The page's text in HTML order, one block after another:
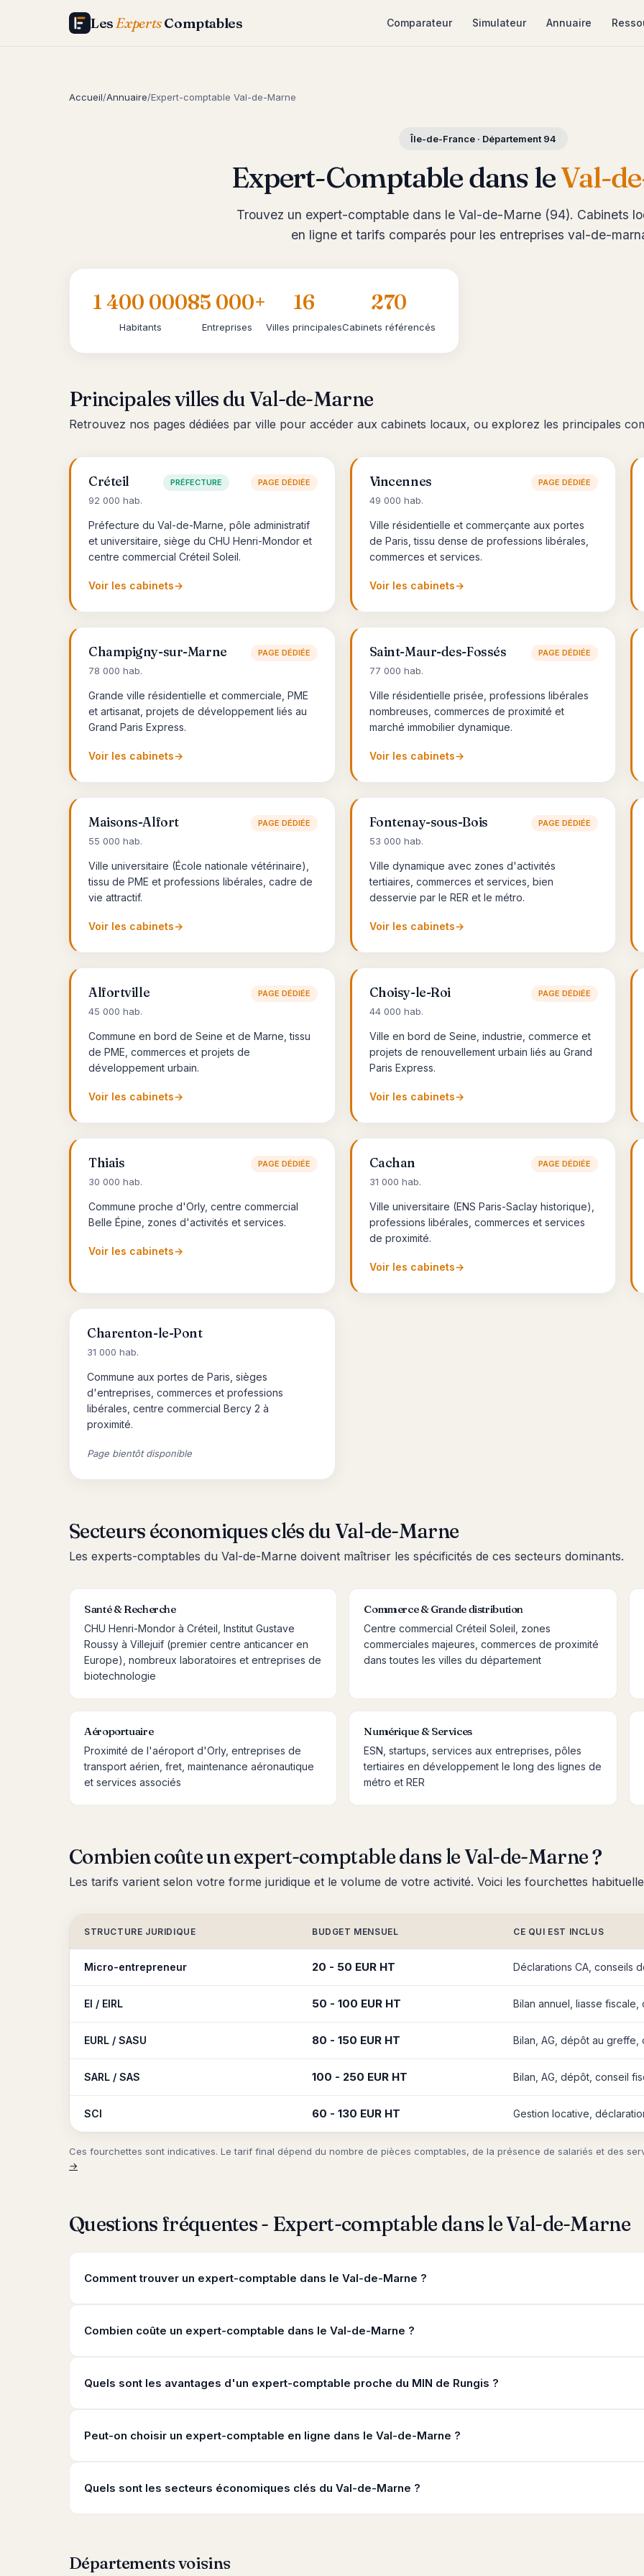
LesExpertsComptables Comparateur Simulateur Annuaire
Accueil/Annuaire/Expert-comptable Val-de-Marne
Île-de-France · Département 94
Expert-Comptable dans leVal-
Trouvez un expert-comptable dans le Val-de-Marne (94). Cabinets
en ligne et tarifs comparés pour les entreprises val-de-
1 400 000
Habitants
85 000+
Entreprises
16
Villes principales
270
Cabinets référencés
Principales villes du Val-de-Marne
Retrouvez nos pages dédiées par ville pour accéder aux cabinets locaux, ou explorez les principales
Créteil
92 000 hab.
PRÉFECTURE PAGE DÉDIÉE
Préfecture du Val-de-Marne, pôle administratif
et universitaire, siège du CHU Henri-Mondor et
centre commercial Créteil Soleil.
Voir les cabinets→
Vincennes
49 000 hab.
PAGE DÉDIÉE
Ville résidentielle et commerçante aux portes
de Paris, tissu dense de professions libérales,
commerces et services.
Voir les cabinets→
Champigny-sur-Marne
78 000 hab.
PAGE DÉDIÉE
Grande ville résidentielle et commerciale, PME
et artisanat, projets de développement liés au
Grand Paris Express.
Voir les cabinets→
Saint-Maur-des-Fossés
77 000 hab.
PAGE DÉDIÉE
Ville résidentielle prisée, professions libérales
nombreuses, commerces de proximité et
marché immobilier dynamique.
Voir les cabinets→
Maisons-Alfort
55 000 hab.
PAGE DÉDIÉE
Ville universitaire (École nationale vétérinaire),
tissu de PME et professions libérales, cadre de
vie attractif.
Voir les cabinets→
Fontenay-sous-Bois
53 000 hab.
PAGE DÉDIÉE
Ville dynamique avec zones d'activités
tertiaires, commerces et services, bien
desservie par le RER et le métro.
Voir les cabinets→
Alfortville
45 000 hab.
PAGE DÉDIÉE
Commune en bord de Seine et de Marne, tissu
de PME, commerces et projets de
développement urbain.
Voir les cabinets→
Choisy-le-Roi
44 000 hab.
PAGE DÉDIÉE
Ville en bord de Seine, industrie, commerce et
projets de renouvellement urbain liés au Grand
Paris Express.
Voir les cabinets→
Thiais
30 000 hab.
PAGE DÉDIÉE
Commune proche d'Orly, centre commercial
Belle Épine, zones d'activités et services.
Voir les cabinets→
Cachan
31 000 hab.
PAGE DÉDIÉE
Ville universitaire (ENS Paris-Saclay historique),
professions libérales, commerces et services
de proximité.
Voir les cabinets→
Charenton-le-Pont
31 000 hab.
Commune aux portes de Paris, sièges
d'entreprises, commerces et professions
libérales, centre commercial Bercy 2 à
proximité.
Page bientôt disponible
Secteurs économiques clés du Val-de-Marne
Les experts-comptables du Val-de-Marne doivent maîtriser les spécificités de ces secteurs dominants.
Santé & Recherche
CHU Henri-Mondor à Créteil, Institut Gustave
Roussy à Villejuif (premier centre anticancer en
Europe), nombreux laboratoires et entreprises de
biotechnologie
Commerce & Grande distribution
Centre commercial Créteil Soleil, zones
commerciales majeures, commerces de proximité
dans toutes les villes du département
Aéroportuaire
Proximité de l'aéroport d'Orly, entreprises de
transport aérien, fret, maintenance aéronautique
et services associés
Numérique & Services
ESN, startups, services aux entreprises, pôles
tertiaires en développement le long des lignes de
métro et RER
Combien coûte un expert-comptable dans le Val-de-Marne ?
Les tarifs varient selon votre forme juridique et le volume de votre activité. Voici les fourchettes
STRUCTURE JURIDIQUE BUDGET MENSUEL CE QUI EST INCLUS
Micro-entrepreneur 20 - 50 EUR HT Déclarations CA, conseils
EI / EIRL 50 - 100 EUR HT Bilan annuel, liasse fiscale,
EURL / SASU 80 - 150 EUR HT Bilan, AG, dépôt au greffe,
SARL / SAS 100 - 250 EUR HT Bilan, AG, dépôt, conseil
SCI 60 - 130 EUR HT Gestion locative,
Ces fourchettes sont indicatives. Le tarif final dépend du nombre de pièces comptables, de la présence de salariés et des
→
Questions fréquentes - Expert-comptable dans le Val-de-Marne
Comment trouver un expert-comptable dans le Val-de-Marne ?
Combien coûte un expert-comptable dans le Val-de-Marne ?
Quels sont les avantages d'un expert-comptable proche du MIN de Rungis ?
Peut-on choisir un expert-comptable en ligne dans le Val-de-Marne ?
Quels sont les secteurs économiques clés du Val-de-Marne ?
Départements voisins